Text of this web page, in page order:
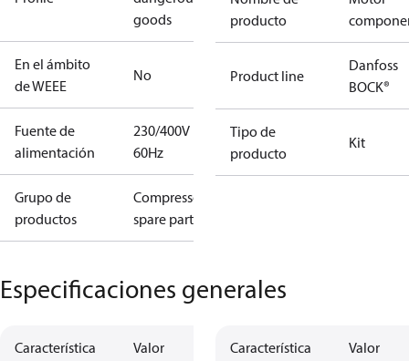
goods
En el ámbito
de WEEE
No
Fuente de
alimentación
230/400V
60Hz
Grupo de
productos
Compressors
spare parts
producto
Product line
Danfoss
BOCK®
Tipo de
producto
Kit
Especificaciones generales
Característica Valor Característica Valor